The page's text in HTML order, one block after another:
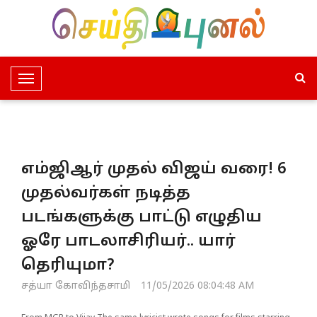
T
o
e
a
g
a
t
எம்ஜிஆர் முதல் விஜய் வரை! 6
முதல்வர்கள் நடித்த
படங்களுக்கு பாட்டு எழுதிய
ஓரே பாடலாசிரியர்.. யார்
தெரியுமா?
சத்யா கோவிந்தசாமி 11/05/2026 08:04:48 AM